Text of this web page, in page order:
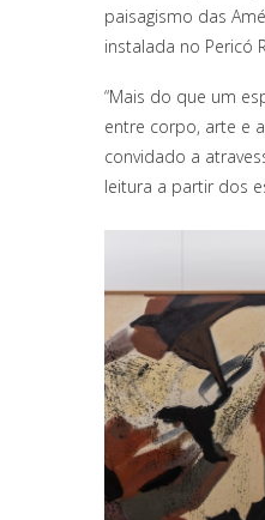
paisagismo das
instalada no Pericó
“Mais do que um
entre corpo, arte e
convidado a
leitura a partir dos